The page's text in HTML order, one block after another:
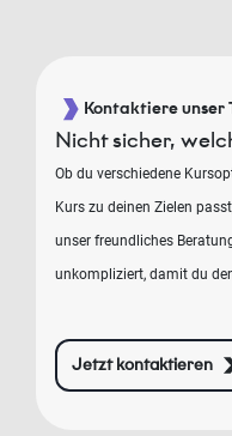
Kontaktiere unser
Nicht sicher,
Ob du verschiedene
Kurs zu deinen Zielen
unser freundliches
unkompliziert, damit du
Jetzt kontaktieren